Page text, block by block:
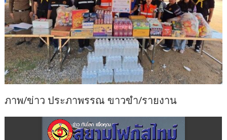
ภาพ/ข่าว ประภาพรรณ ขาวขำ/รายงาน